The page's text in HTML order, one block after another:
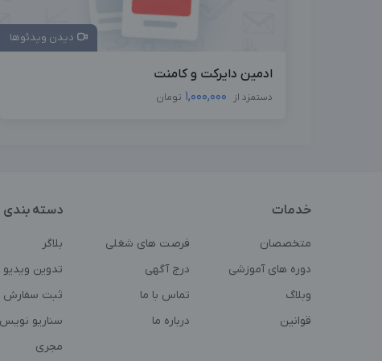
دیدن ویدئوها
ادمین دایرکت و کامنت
دستمزد از 1,000,000 تومان
خدمات
متخصصان
فرصت های شغلی
دوره های آموزشی
درج آگهی
وبلاگ
تماس با ما
قوانین
درباره ما
دسته بندی
بلاگر
تدوین ویدیو
ثبت سفارش
سناریو نویس
مجری